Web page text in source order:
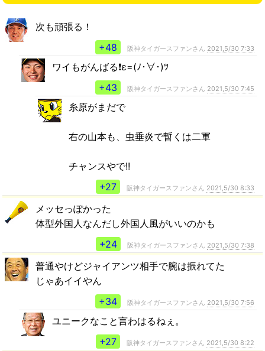
次も頑張る！
+48
阪神タイガースファンさん 2021,5/30 7:33
ワイもがんばる❗️ε=(ﾉ･∀･)ﾂ
+43
阪神タイガースファンさん 2021,5/30 7:45
糸原がまだで
右の山本も、虫垂炎で暫くは二軍
チャンスやで!!
+27
阪神タイガースファンさん 2021,5/30 8:33
メッセっぽかった
体型外国人なんだし外国人風がいいのかも
+24
阪神タイガースファンさん 2021,5/30 7:38
普通やけどジャイアンツ相手で腕は振れてた
じゃあイイやん
+34
阪神タイガースファンさん 2021,5/30 7:56
ユニークなこと言わはるねぇ。
+27
阪神タイガースファンさん 2021,5/30 8:22